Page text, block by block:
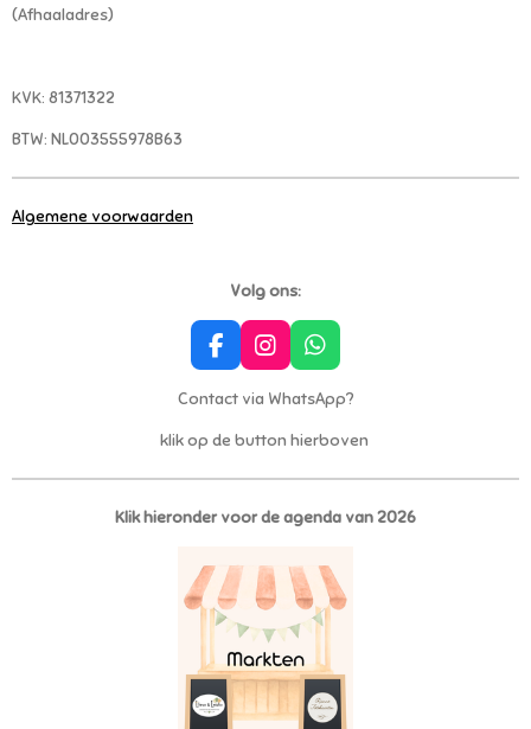
(Afhaaladres)
KVK: 81371322
BTW: NL003555978B63
Algemene voorwaarden
Volg ons:
F
a
c
b
k
I
n
s
a
a
W
h
a
s
p
Contact via WhatsApp?
klik op de button hierboven
Klik hieronder voor de agenda van 2026